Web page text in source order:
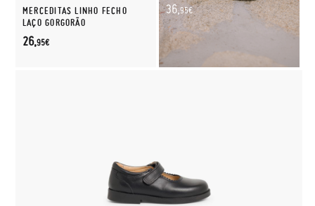
MERCEDITAS LINHO FECHO
LAÇO GORGORÃO
26,95€
36,95€